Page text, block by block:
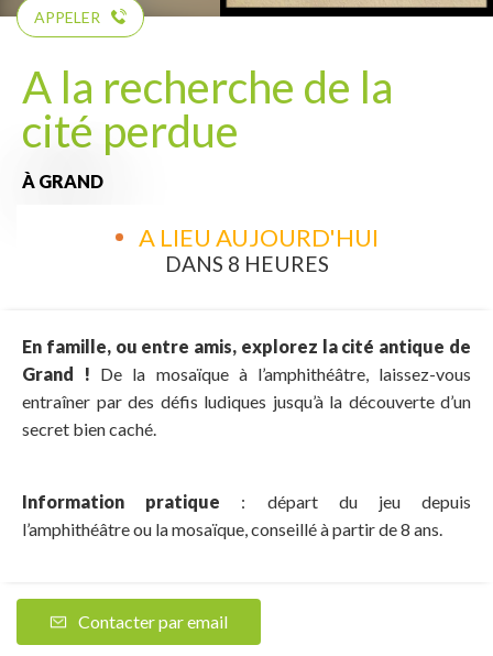
APPELER
A la recherche de la
cité perdue
À GRAND
A LIEU AUJOURD'HUI
DANS 8 HEURES
En famille, ou entre amis, explorez la cité antique de
Grand ! De la mosaïque à l’amphithéâtre, laissez-vous
entraîner par des défis ludiques jusqu’à la découverte d’un
secret bien caché.
Information pratique : départ du jeu depuis
l’amphithéâtre ou la mosaïque, conseillé à partir de 8 ans.
Contacter par email